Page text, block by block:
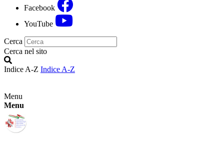
Facebook
YouTube
Cerca
Cerca nel sito
Indice A-Z Indice A-Z
Menu
Menu